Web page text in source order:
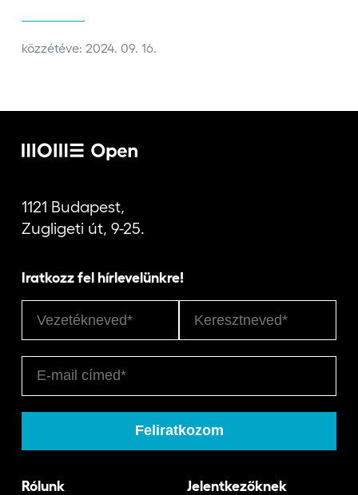
közzétéve: 2024. 09. 16.
1121 Budapest,
Zugligeti út, 9-25.
Iratkozz fel hírlevelünkre!
Rólunk Jelentkezőknek